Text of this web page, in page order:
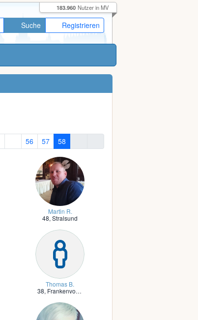
Suche Registrieren
183.960 Nutzer in MV
56 57 58
Martin R.
48,Stralsund
Thomas B.
38, Frankenvorstadt